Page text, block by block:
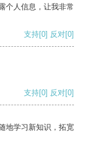
个人信息，让我非常
支持[0] 反对[0]
支持[0] 反对[0]
地学习新知识，拓宽